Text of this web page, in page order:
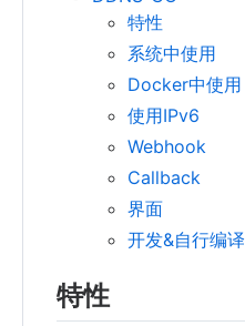
特性
系统中使用
Docker中使用
使用IPv6
Webhook
Callback
界面
开发&自行编译
特性